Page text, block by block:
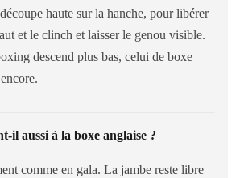
haute sur la hanche, pour libérer
et le clinch et laisser le genou visible.
descend plus bas, celui de boxe
il aussi à la boxe anglaise ?
comme en gala. La jambe reste libre